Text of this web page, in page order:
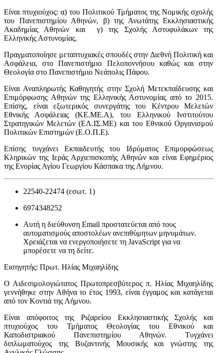
Είναι πτυχιούχος: α) του Πολιτικού Τμήματος της Νομικής σχολής
του Πανεπιστημίου Αθηνών, β) της Ανωτάτης Εκκλησιαστικής
Ακαδημίας Αθηνών και γ) της Σχολής Αστυφυλάκων της
Ελληνικής Αστυνομίας.
Πραγματοποίησε μεταπτυχιακές σπουδές στην Διεθνή Πολιτική και
Ασφάλεια, στο Πανεπιστήμιο Πελοποννήσου καθώς και στην
Θεολογία στο Πανεπιστήμιο Νεάπολις Πάφου.
Είναι Αναπληρωτής Καθηγητής στην Σχολή Μετεκπαίδευσης και
Επιμόρφωσης Αθηνών της Ελληνικής Αστυνομίας από το 2015.
Επίσης, είναι εξωτερικός συνεργάτης του Κέντρου Μελετών
Εθνικής Ασφάλειας (ΚΕ.ΜΕ.Α), του Ελληνικού Ινστιτούτου
Στρατηγικών Μελετών (ΕΛ.ΙΣ.ΜΕ) και του Εθνικού Οργανισμού
Πολιτικών Επιστημών (Ε.Ο.Π.Ε).
Επίσης τυγχάνει Εκπαιδευτής του Ιδρύματος Επιμορφώσεως
Κληρικών της Ιεράς Αρχιεπισκοπής Αθηνών και είναι Εφημέριος
της Ενορίας Αγίου Γεωργίου Κάσπακα της Λήμνου.
22540-22474 (εσωτ. 1)
6974348252
Αυτή η διεύθυνση Email προστατεύεται από τους
αυτοματισμούς αποστολέων ανεπιθύμητων μηνυμάτων.
Χρειάζεται να ενεργοποιήσετε τη JavaScript για να
μπορέσετε να τη δείτε.
Εισηγητής: Πρωτ. Ηλίας Μιχαηλίδης
Ο Αιδεσιμολογιώτατος Πρωτοπρεσβύτερος π. Ηλίας Μιχαηλίδης
γεννήθηκε στην Αθήνα το έτος 1993, είναι έγγαμος και κατάγεται
από τον Κοντιά της Λήμνου.
Είναι απόφοιτος της Ριζαρείου Εκκλησιαστικής Σχολής και
πτυχιούχος του Τμήματος Θεολογίας του Εθνικού και
Καποδιστριακού Πανεπιστημίου Αθηνών. Τυγχάνει
διπλωματούχος της Βυζαντινής Μουσικής και γνώστης της